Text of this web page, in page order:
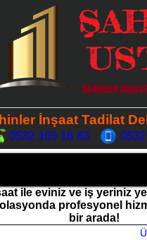
İnşaat Tadilat
0532 165 16 83
ile eviniz ve iş yeriniz
profesyonel
bir arada!